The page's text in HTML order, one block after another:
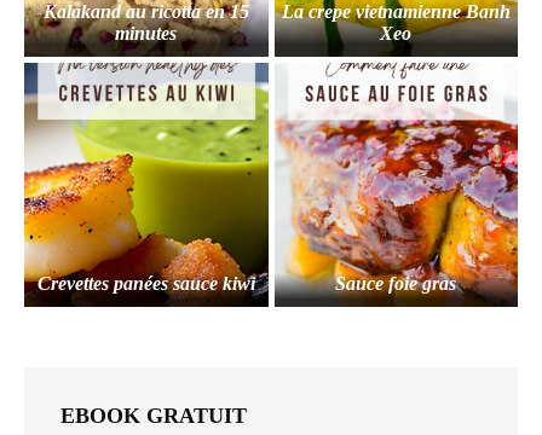
Kalakand au ricotta en 15
minutes
La crepe vietnamienne Banh
Xeo
Crevettes panées sauce kiwi Sauce foie gras
EBOOK GRATUIT